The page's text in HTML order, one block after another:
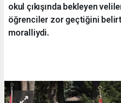
okul çıkışında bekleyen
öğrenciler zor geçtiğini
moralliydi.